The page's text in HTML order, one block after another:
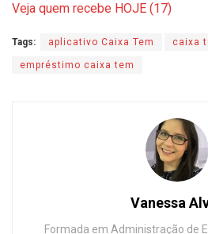
Veja quem recebe HOJE (17)
Tags: aplicativo Caixa Tem caixa
empréstimo caixa tem
Vanessa
Formada em Administração de